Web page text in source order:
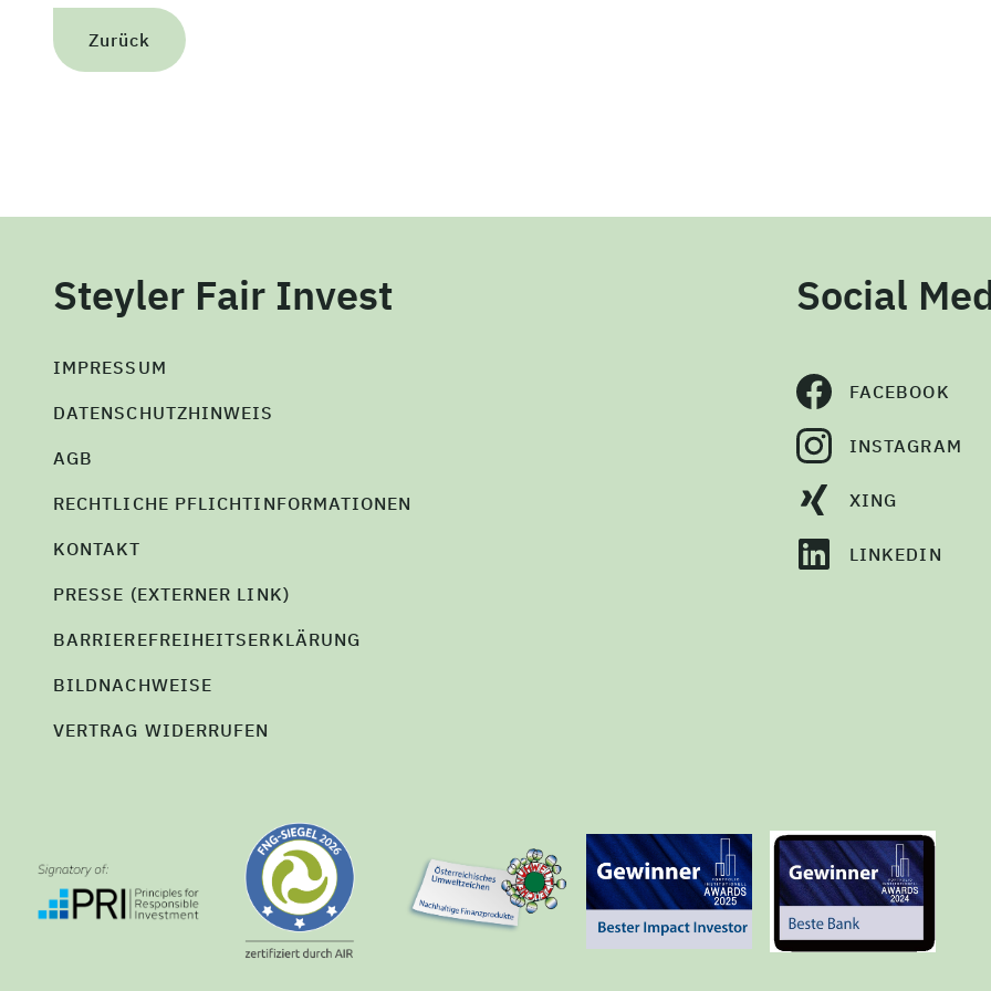
Zurück
Steyler Fair Invest
IMPRESSUM
DATENSCHUTZHINWEIS
AGB
RECHTLICHE PFLICHTINFORMATIONEN
KONTAKT
PRESSE (EXTERNER LINK)
BARRIEREFREIHEITSERKLÄRUNG
BILDNACHWEISE
VERTRAG WIDERRUFEN
Social
FACEBOOK
INSTAGRAM
XING
LINKEDIN